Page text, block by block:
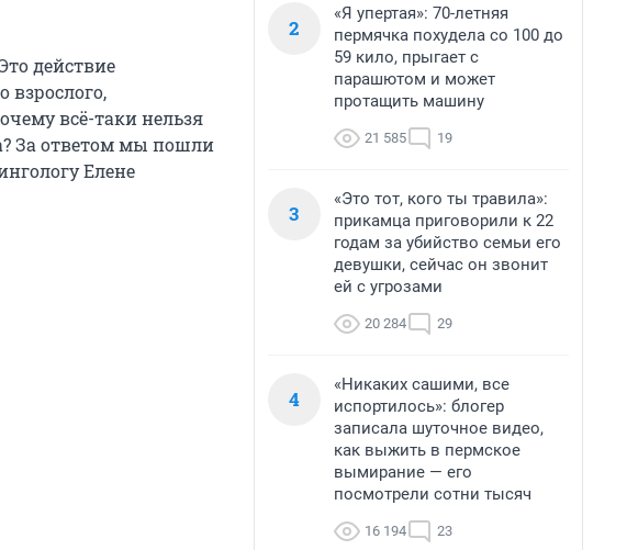
действие
всё-таки нельзя
За ответом мы пошли
Елене
2
«Я упертая»: 70-летняя
пермячка похудела со 100 до
59 кило, прыгает с
парашютом и может
протащить машину
21 585 19
3
«Это тот, кого ты травила»:
прикамца приговорили к 22
годам за убийство семьи его
девушки, сейчас он звонит
ей с угрозами
20 284 29
4
«Никаких сашими, все
испортилось»: блогер
записала шуточное видео,
как выжить в пермское
вымирание — его
посмотрели сотни тысяч
16 194 23